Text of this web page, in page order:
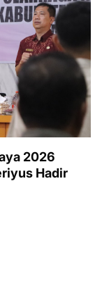
2026
Hadir